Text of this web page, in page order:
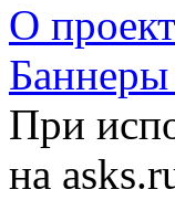
О
Баннеры
При
на